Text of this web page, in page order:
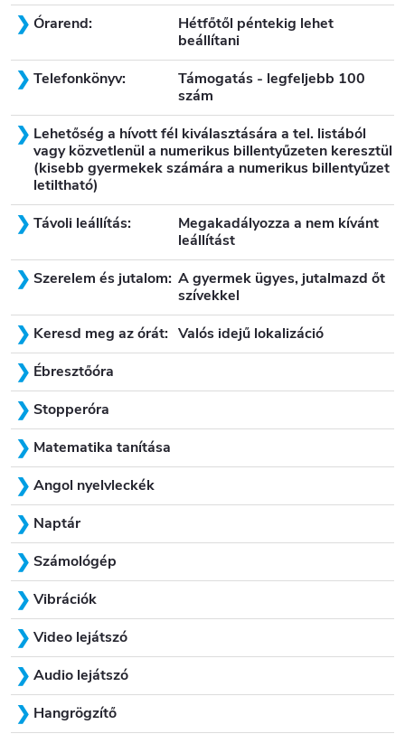
Órarend:
Hétfőtől péntekig lehet
beállítani
Telefonkönyv:
Támogatás - legfeljebb 100
szám
Lehetőség a hívott fél kiválasztására a tel. listából
vagy közvetlenül a numerikus billentyűzeten keresztül
(kisebb gyermekek számára a numerikus billentyűzet
letiltható)
Távoli leállítás:
Megakadályozza a nem kívánt
leállítást
Szerelem és jutalom: A gyermek ügyes, jutalmazd őt
szívekkel
Keresd meg az órát: Valós idejű lokalizáció
Ébresztőóra
Stopperóra
Matematika tanítása
Angol nyelvleckék
Naptár
Számológép
Vibrációk
Video lejátszó
Audio lejátszó
Hangrögzítő